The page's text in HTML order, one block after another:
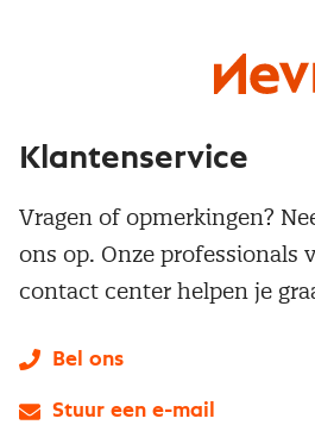
Klantenservice
Vragen of opmerkingen?
ons op. Onze professionals
contact center helpen je
Bel ons
Stuur een e-mail